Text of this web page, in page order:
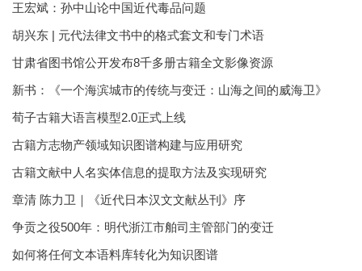
王宏斌：孙中山论中国近代毒品问题
胡兴东 | 元代法律文书中的格式套文和专门术语
甘肃省图书馆公开发布8千多册古籍全文影像资源
新书：《一个海滨城市的传统与变迁：山海之间的威海卫》
荀子古籍大语言模型2.0正式上线
古籍方志物产领域知识图谱构建与应用研究
古籍文献中人名实体信息的提取方法及实现研究
章清 陈力卫｜《近代日本汉文文献丛刊》序
争贡之役500年：明代浙江市舶司主管部门的变迁
如何将任何文本语料库转化为知识图谱